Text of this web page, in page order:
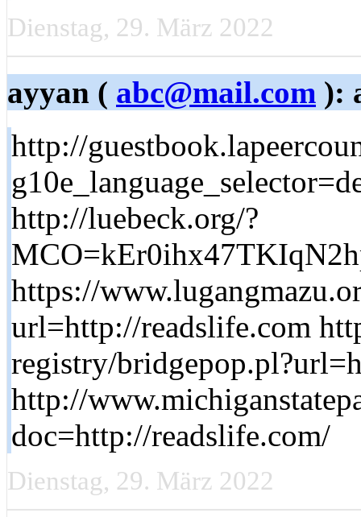
Dienstag, 29. März 2022
ayyan ( abc@mail.com ):
http://
http://luebeck.org/?
https://
url=http://readslife.com
registry/
http://
doc=http://readslife.com/
Dienstag, 29. März 2022